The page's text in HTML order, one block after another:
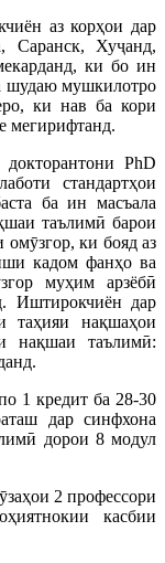
аз корҳои дар
Саранск, Хуҷанд,
ки бо ин
шудаю мушкилотро
ки нав ба кори
мегирифтанд.
PhD
стандартҳои
ба ин масъала
таълимӣ барои
ки бояд аз
кадом фанҳо ва
муҳим арзёбӣ
Иштирокчиён дар
таҳияи нақшаҳои
нақшаи таълимӣ:
1 кредит ба 28-30
дар синфхона
дорои 8 модул
2 профессори
касбии